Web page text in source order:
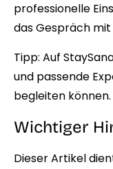
professionelle
das Gespräch
Tipp: Auf
und passende
begleiten können.
Wichtiger
Dieser Artikel